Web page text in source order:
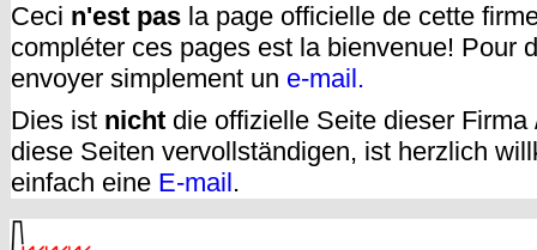
Ceci n'est pas la page officielle de cette
compléter ces pages est la bienvenue! Pour
envoyer simplement un e-mail.
Dies ist nicht die offizielle Seite dieser
diese Seiten vervollständigen, ist herzlich
einfach eine E-mail.